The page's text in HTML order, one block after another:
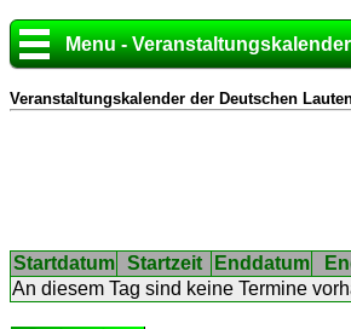
Menu -
Veranstaltungskalender der Deutschen
Startdatum Startzeit Enddatum
An diesem Tag sind keine Termine